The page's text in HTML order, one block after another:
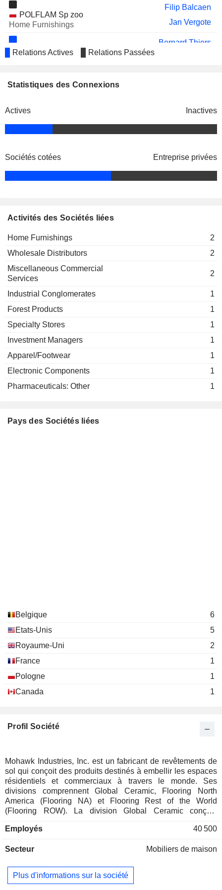
POLFLAM Sp zoo
Home Furnishings
Filip Balcaen
Jan Vergote
IVC BV
Home Furnishings
Bernard Thiers
Unilin Panels SAS
Filip Balcaen
Relations Actives Relations Passées
Statistiques des Connexions
Actives Inactives
Sociétés cotées Entreprise privées
Activités des Sociétés liées
Home Furnishings
2
Wholesale Distributors
2
Miscellaneous Commercial
Services
2
Industrial Conglomerates
1
Forest Products
1
Specialty Stores
1
Investment Managers
1
Apparel/Footwear
1
Electronic Components
1
Pharmaceuticals: Other
1
Pays des Sociétés liées
Belgique
6
Etats-Unis
5
Royaume-Uni
2
France
1
Pologne
1
Canada
1
Profil Société
Mohawk Industries, Inc. est un fabricant de revêtements de
sol qui conçoit des produits destinés à embellir les espaces
résidentiels et commerciaux à travers le monde. Ses
divisions comprennent Global Ceramic, Flooring North
America (Flooring NA) et Flooring Rest of the World
(Flooring ROW). La division Global Ceramic conçoit,
gamme de carreaux en céramique, en grès cérame et en
dans les secteurs résidentiel et commercial. Le segment
commercialise une gamme de revêtements de sol,
notamment de la moquette en rouleau, des dalles de
Employés 40 500
Secteur Mobiliers de maison
Plus d'informations sur la société